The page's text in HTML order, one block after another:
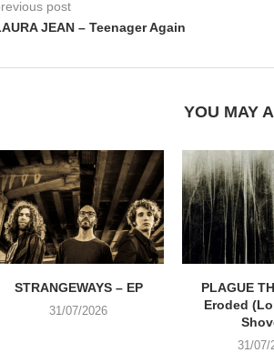
post
JEAN – Teenager Again
YOU MAY
STRANGEWAYS – EP
31/07/2026
PLAGUE
Eroded
31/07/